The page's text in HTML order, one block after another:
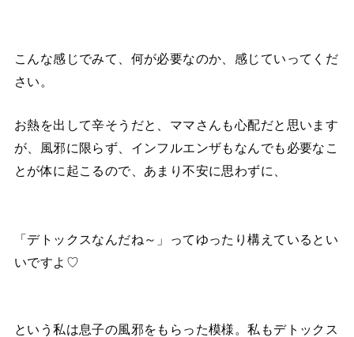
こんな感じでみて、何が必要なのか、感じていってくだ
さい。
お熱を出して辛そうだと、ママさんも心配だと思います
が、風邪に限らず、インフルエンザもなんでも必要なこ
とが体に起こるので、あまり不安に思わずに、
「デトックスなんだね～」ってゆったり構えているとい
いですよ♡
という私は息子の風邪をもらった模様。私もデトックス